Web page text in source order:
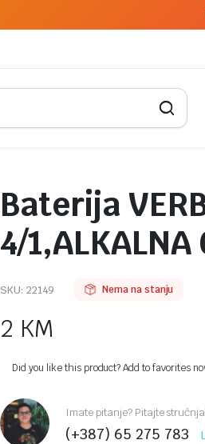
Baterija
4/
SKU: 22149 Nema na stanju
2 KM
Did you like this product? Add to favorites
Imate pitanje? Pitajte
(+387) 65 275 783